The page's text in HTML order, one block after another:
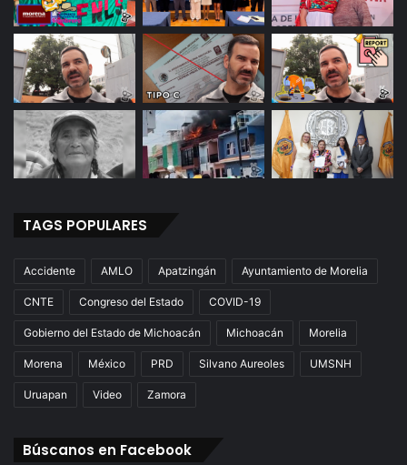
TAGS POPULARES
Accidente AMLO Apatzingán Ayuntamiento de Morelia
CNTE Congreso del Estado COVID-19
Gobierno del Estado de Michoacán Michoacán Morelia
Morena México PRD Silvano Aureoles UMSNH
Uruapan Video Zamora
Búscanos en Facebook